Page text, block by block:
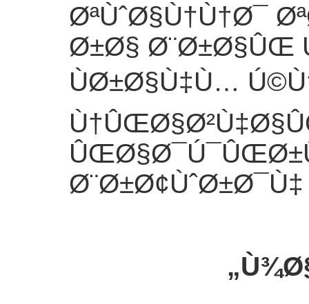
ØªÙˆØ§Ù†Ù†Ø¯
Ø±Ø§ Ø¨Ø±Ø§ÛŒ
ÙØ±Ø§Ù‡Ù…